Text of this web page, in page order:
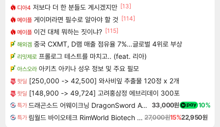
디아4 저보다 더 한 분들도 계시겠지만 [13]
메이플 게이머라면 필수로 알아야 할 것 [114]
메이플 이건 대체 뭐하는 짓이냐? [115]
해외겜 중국 CXMT, D램 매출 점유율 7%…글로벌 4위로 부상
리밋제로 프롤로그 테스트를 마치고.. (feat. 리아)
아스오라 아키츠 아키나 성우 정보 및 주요 필모
핫딜 [250,000 -> 42,500] 와사비잎 추출물 120정 x 2개
핫딜 [148,900 -> 49,724] 고려홍삼정 에브리데이 300포
특가 드래곤소드 어웨이크닝 DragonSword Awakening 33,000원 10%
특가 림월드 바이오테크 RimWorld Biotech DLC 27,000원15%22,950원